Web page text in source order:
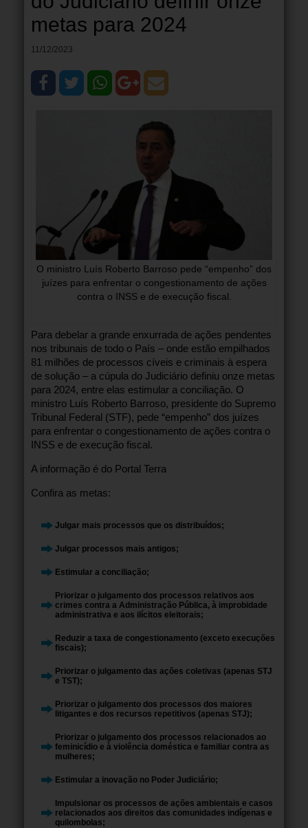
metas para 2024
11/12/2023
O ministro Luís Roberto Barroso pede “empenho” dos
juízes para enfrentar o congestionamento de ações
contra o INSS e de execução fiscal.
Para debelar a grande enxurrada de ações pendentes
nos tribunais de todo o País – onde estão empilhados
81 milhões de processos cíveis e criminais à espera
de solução – a cúpula do Judiciário definiu onze metas
para 2024, entre elas estimular a conciliação. O
ministro Luís Roberto Barroso, presidente do Supremo
Tribunal Federal (STF), pede “empenho” dos juízes
para enfrentar o congestionamento de ações contra o
INSS e de execução fiscal.
A informação é do Portal Terra
Confira as metas:
Julgar mais processos que os distribuídos;
Julgar processos mais antigos;
Estimular a conciliação;
Priorizar o julgamento dos processos relativos aos
crimes contra a Administração Pública, à improbidade
administrativa e aos ilícitos eleitorais;
Reduzir a taxa de congestionamento (exceto execuções
fiscais);
Priorizar o julgamento das ações coletivas (apenas STJ
e TST);
Priorizar o julgamento dos processos dos maiores
litigantes e dos recursos repetitivos (apenas STJ);
Priorizar o julgamento dos processos relacionados ao
feminicídio e à violência doméstica e familiar contra as
mulheres;
Estimular a inovação no Poder Judiciário;
Impulsionar os processos de ações ambientais e casos
relacionados aos direitos das comunidades indígenas e
quilombolas;